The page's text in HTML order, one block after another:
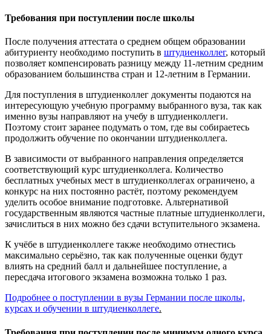
Требования при поступлении после школы
После получения аттестата о среднем общем образовании
абитуриенту необходимо поступить в штудиенколлег, который
позволяет компенсировать разницу между 11-летним средним
образованием большинства стран и 12-летним в Германии.
Для поступления в штудиенколлег документы подаются на
интересующую учебную программу выбранного вуза, так как
именно вузы направляют на учебу в штудиенколлеги.
Поэтому стоит заранее подумать о том, где вы собираетесь
продолжить обучение по окончании штудиенколлега.
В зависимости от выбранного направления определяется
соответствующий курс штудиенколлега. Количество
бесплатных учебных мест в штудиенколлегах ограничено, а
конкурс на них постоянно растёт, поэтому рекомендуем
уделить особое внимание подготовке. Альтернативой
государственным являются частные платные штудиенколлеги,
зачислиться в них можно без сдачи вступительного экзамена.
К учёбе в штудиенколлеге также необходимо отнестись
максимально серьёзно, так как полученные оценки будут
влиять на средний балл и дальнейшее поступление, а
пересдача итогового экзамена возможна только 1 раз.
Подробнее о поступлении в вузы Германии после школы,
курсах и обучении в штудиенколлеге.